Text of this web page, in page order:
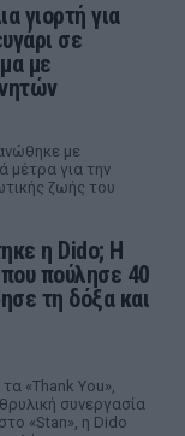
γιορτή για
σε
με
με
μέτρα για την
ζωής του
η Dido; Η
πούλησε 40
τη δόξα και
«Thank You»,
συνεργασία
«Stan», η Dido